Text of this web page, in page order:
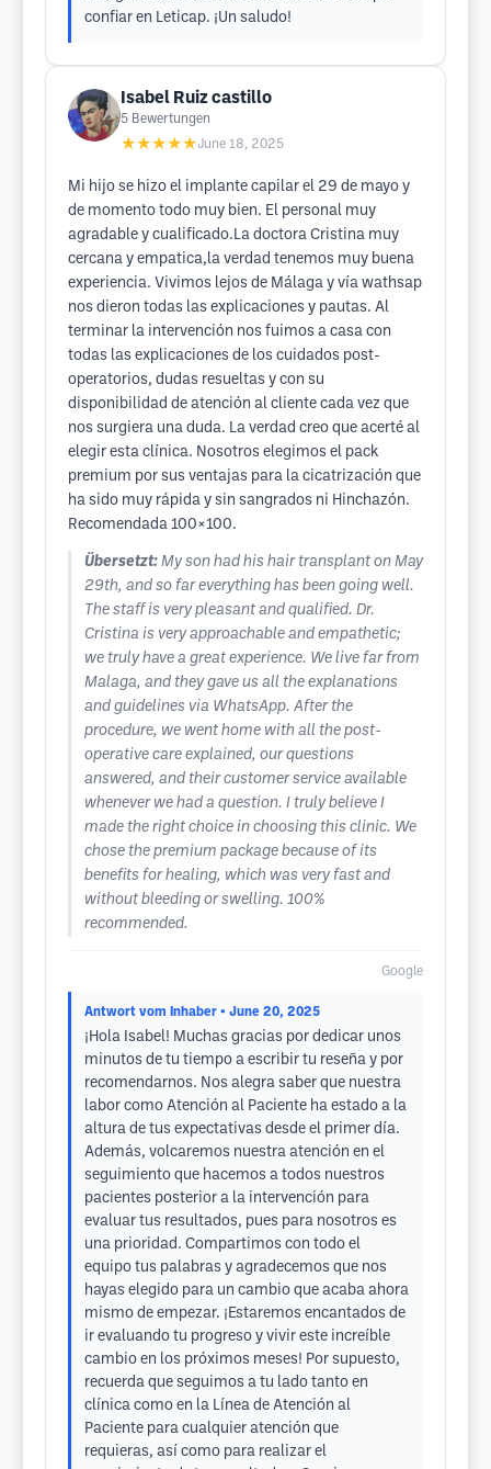
confiar en Leticap. ¡Un saludo!
Isabel Ruiz castillo
5 Bewertungen
★★★★★June 18, 2025
Mi hijo se hizo el implante capilar el 29 de mayo y
de momento todo muy bien. El personal muy
agradable y cualificado.La doctora Cristina muy
cercana y empatica,la verdad tenemos muy buena
experiencia. Vivimos lejos de Málaga y vía wathsap
nos dieron todas las explicaciones y pautas. Al
terminar la intervención nos fuimos a casa con
todas las explicaciones de los cuidados post-
operatorios, dudas resueltas y con su
disponibilidad de atención al cliente cada vez que
nos surgiera una duda. La verdad creo que acerté al
elegir esta clínica. Nosotros elegimos el pack
premium por sus ventajas para la cicatrización que
ha sido muy rápida y sin sangrados ni Hinchazón.
Recomendada 100×100.
Übersetzt: My son had his hair transplant on May
29th, and so far everything has been going well.
The staff is very pleasant and qualified. Dr.
Cristina is very approachable and empathetic;
we truly have a great experience. We live far from
Malaga, and they gave us all the explanations
and guidelines via WhatsApp. After the
procedure, we went home with all the post-
operative care explained, our questions
answered, and their customer service available
whenever we had a question. I truly believe I
made the right choice in choosing this clinic. We
chose the premium package because of its
benefits for healing, which was very fast and
without bleeding or swelling. 100%
recommended.
Google
Antwort vom Inhaber • June 20, 2025
¡Hola Isabel! Muchas gracias por dedicar unos
minutos de tu tiempo a escribir tu reseña y por
recomendarnos. Nos alegra saber que nuestra
labor como Atención al Paciente ha estado a la
altura de tus expectativas desde el primer día.
Además, volcaremos nuestra atención en el
seguimiento que hacemos a todos nuestros
pacientes posterior a la intervención para
evaluar tus resultados, pues para nosotros es
una prioridad. Compartimos con todo el
equipo tus palabras y agradecemos que nos
hayas elegido para un cambio que acaba ahora
mismo de empezar. ¡Estaremos encantados de
ir evaluando tu progreso y vivir este increíble
cambio en los próximos meses! Por supuesto,
recuerda que seguimos a tu lado tanto en
clínica como en la Línea de Atención al
Paciente para cualquier atención que
requieras, así como para realizar el